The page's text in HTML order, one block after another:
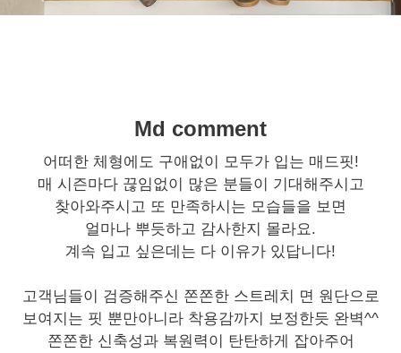
Md comment
어떠한 체형에도 구애없이 모두가 입는 매드핏!
매 시즌마다 끊임없이 많은 분들이 기대해주시고
찾아와주시고 또 만족하시는 모습들을 보면
얼마나 뿌듯하고 감사한지 몰라요.
계속 입고 싶은데는 다 이유가 있답니다!
고객님들이 검증해주신 쫀쫀한 스트레치 면 원단으로
보여지는 핏 뿐만아니라 착용감까지 보정한듯 완벽^^
쫀쫀한 신축성과 복원력이 탄탄하게 잡아주어